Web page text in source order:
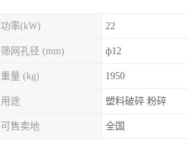
功率(kW) 22
筛网孔径 (mm) ф12
重量 (kg) 1950
用途 塑料破碎 粉碎
可售卖地 全国